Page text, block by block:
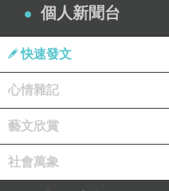
的「新寵」，卻因為
這不僅是老牛的悲哀
的真實寫照。
潘文良詩曰‥
昔日荒田共暑寒，依稀
貴，誰記功勳滿舊園？
功多不敵語如簧，老
個人新聞台
快速發文
心情雜記
藝文欣賞
社會萬象